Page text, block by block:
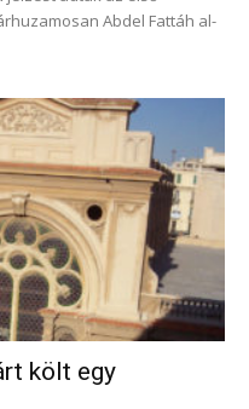
Abdel Fattáh al-
költ egy